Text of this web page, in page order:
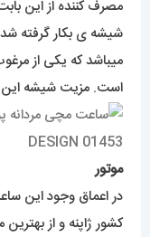
مصرف کننده از این
شیشه ی بکار گرفته
میباشد که یکی از
است. مزیت شیشه
موتور
در اعماق وجود این
کشور ژاپنه و از